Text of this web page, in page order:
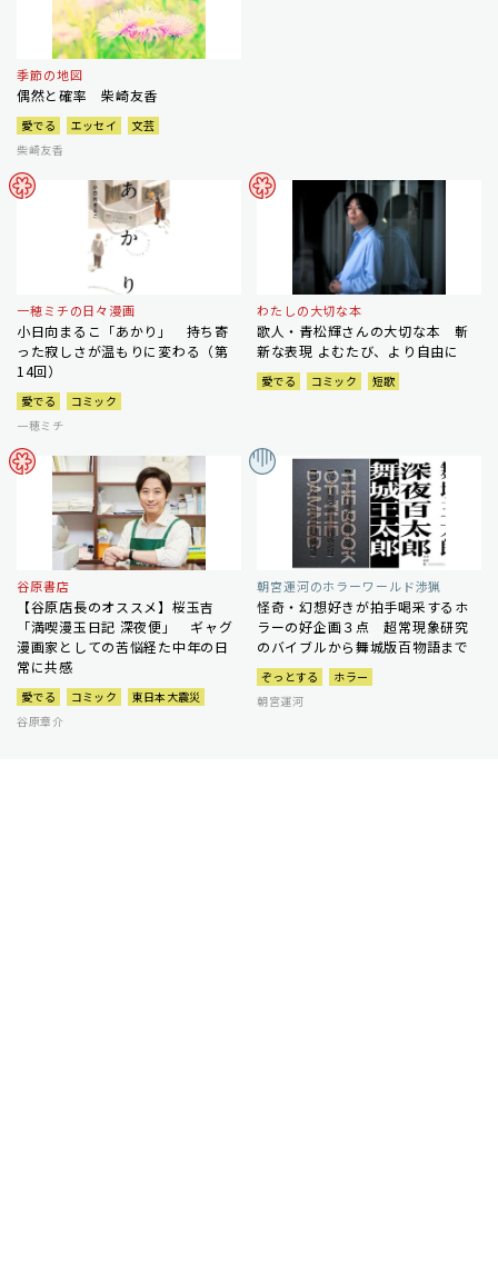
季節の地図
偶然と確率 柴崎友香
愛でる エッセイ
文芸
柴崎友香
一穂ミチの日々漫画
小日向まるこ「あかり」 持ち寄
った寂しさが温もりに変わる（第
14回）
愛でる
コミック
一穂ミチ
わたしの大切な本
歌人・青松輝さんの大切な本 斬
新な表現 よむたび、より自由に
愛でる コミック 短歌
谷原書店
【谷原店長のオススメ】桜玉吉
「満喫漫玉日記 深夜便」 ギャグ
漫画家としての苦悩経た中年の日
常に共感
愛でる コミック
東日本大震災
谷原章介
朝宮運河のホラーワールド渉猟
怪奇・幻想好きが拍手喝采するホ
ラーの好企画３点 超常現象研究
のバイブルから舞城版百物語まで
ぞっとする
ホラー
朝宮運河